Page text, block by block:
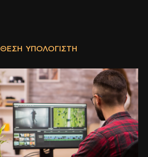
ΘΈΣΗ ΥΠΟΛΟΓΙΣΤΉ